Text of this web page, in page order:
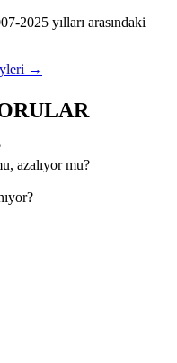
-2025 yılları arasındaki
→
azalıyor mu?